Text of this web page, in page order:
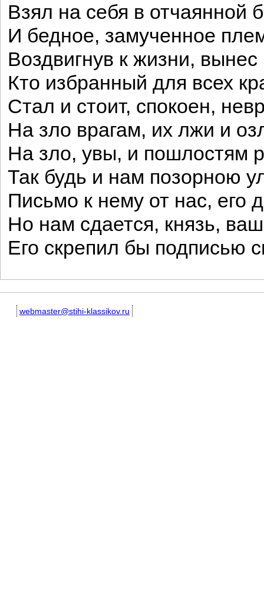
Взял на себя в отчаянной
И бедное, замученное
Воздвигнув к жизни,
Кто избранный для всех
Стал и стоит, спокоен,
На зло врагам, их лжи и
На зло, увы, и пошлостям
Так будь и нам позорною
Письмо к нему от нас, его
Но нам сдается, князь,
Его скрепил бы подписью
webmaster@stihi-klassikov.ru